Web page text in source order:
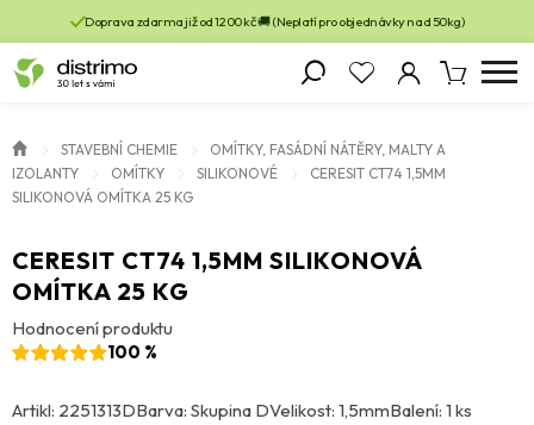
Doprava zdarma již od 1200 kč 🚚 (Neplatí pro objednávky nad 50kg)
STAVEBNÍ CHEMIE
OMÍTKY, FASÁDNÍ NÁTĚRY, MALTY A
IZOLANTY
OMÍTKY SILIKONOVÉ
CERESIT CT74 1,5MM
SILIKONOVÁ OMÍTKA 25 KG
CERESIT CT74 1,5MM SILIKONOVÁ
OMÍTKA 25 KG
Hodnocení produktu
100 %
Artikl: 2251313DBarva: Skupina DVelikost: 1,5mmBalení: 1 ks